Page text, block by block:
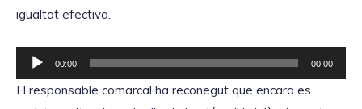
d
o
igualtat efectiva.
e
00:00 00:00
El responsable comarcal ha reconegut que encara es